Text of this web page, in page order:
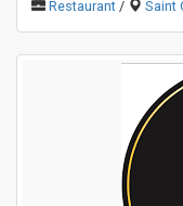
Restaurant / Saint